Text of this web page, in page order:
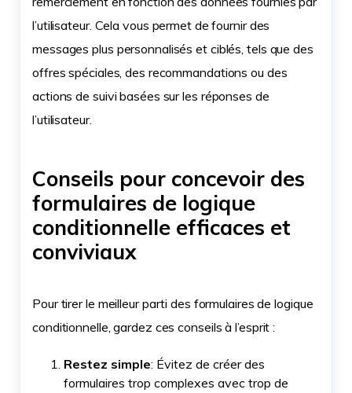
l’utilisateur. Cela vous permet de fournir des
messages plus personnalisés et ciblés, tels que des
offres spéciales, des recommandations ou des
actions de suivi basées sur les réponses de
l’utilisateur.
Conseils pour concevoir des
formulaires de logique
conditionnelle efficaces et
conviviaux
Pour tirer le meilleur parti des formulaires de logique
conditionnelle, gardez ces conseils à l’esprit :
Restez simple: Évitez de créer des
formulaires trop complexes avec trop de